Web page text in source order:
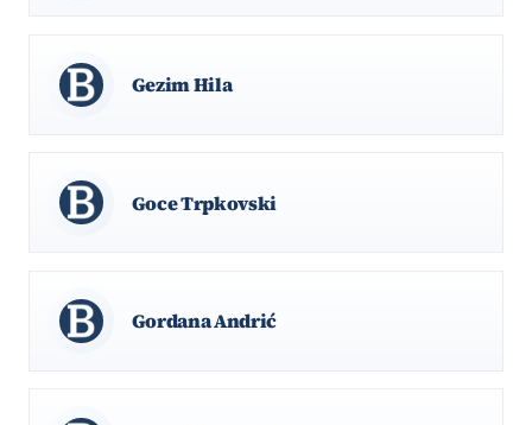
Gezim Hila
Goce Trpkovski
Gordana Andrić